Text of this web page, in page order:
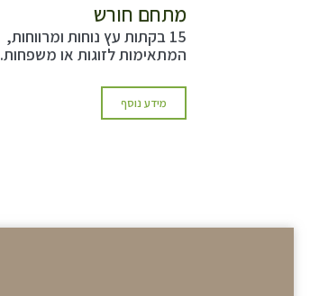
מתחם חורש
15 בקתות עץ נוחות ומרווחות,
המתאימות לזוגות או משפחות.
מידע נוסף